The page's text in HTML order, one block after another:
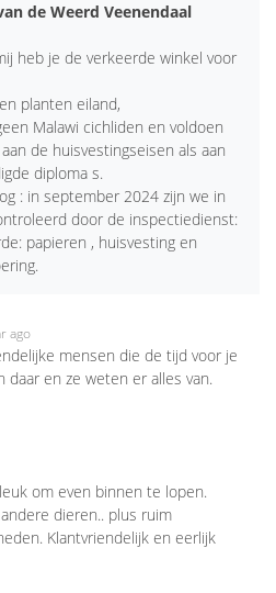
de Weerd Veenendaal
heb je de verkeerde winkel voor
planten eiland,
Malawi cichliden en voldoen
de huisvestingseisen als aan
diploma s.
: in september 2024 zijn we in
door de inspectiedienst:
papieren , huisvesting en
ago
mensen die de tijd voor je
daar en ze weten er alles van.
om even binnen te lopen.
dieren.. plus ruim
Klantvriendelijk en eerlijk